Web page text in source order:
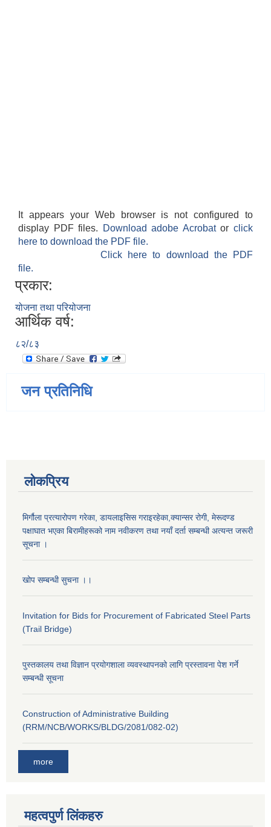
It appears your Web browser is not configured to
display PDF files.
Download adobe Acrobatorclick
here to download the PDF file.
Click here to download the PDF
file.
प्रकार:
योजना तथा परियोजना
आर्थिक वर्ष:
८२/८३
जन प्रतिनिधि
लोकप्रिय
मिर्गौला प्रत्यारोपण गरेका, डायलाइसिस गराइरहेका,क्यान्सर रोगी, मेरूदण्ड
पक्षाघात भएका बिरामीहरूको नाम नवीकरण तथा नयाँ दर्ता सम्बन्धी अत्यन्त जरूरी
सूचना ।
खोप सम्बन्धी सुचना ।।
Invitation for Bids for Procurement of Fabricated Steel Parts
(Trail Bridge)
पुस्तकालय तथा विज्ञान प्रयोगशाला व्यवस्थापनको लागि प्रस्तावना पेश गर्ने
सम्बन्धी सूचना
Construction of Administrative Building
(RRM/NCB/WORKS/BLDG/2081/082-02)
more
महत्वपुर्ण लि‌ंकहरु